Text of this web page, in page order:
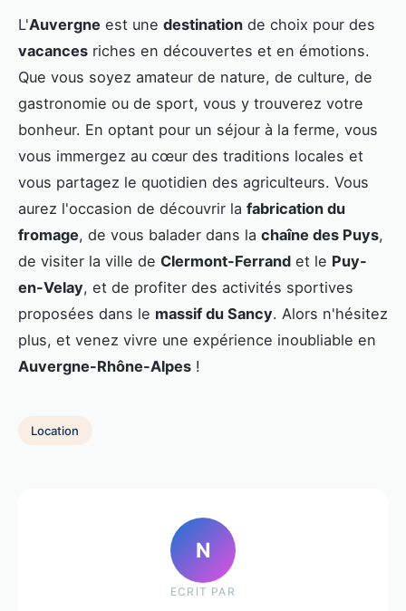
L'Auvergne est une destination de choix pour des
vacances riches en découvertes et en émotions.
Que vous soyez amateur de nature, de culture, de
gastronomie ou de sport, vous y trouverez votre
bonheur. En optant pour un séjour à la ferme, vous
vous immergez au cœur des traditions locales et
vous partagez le quotidien des agriculteurs. Vous
aurez l'occasion de découvrir la fabrication du
fromage, de vous balader dans la chaîne des Puys,
de visiter la ville de Clermont-Ferrand et le Puy-
en-Velay, et de profiter des activités sportives
proposées dans le massif du Sancy. Alors n'hésitez
plus, et venez vivre une expérience inoubliable en
Auvergne-Rhône-Alpes !
Location
N
ECRIT PAR